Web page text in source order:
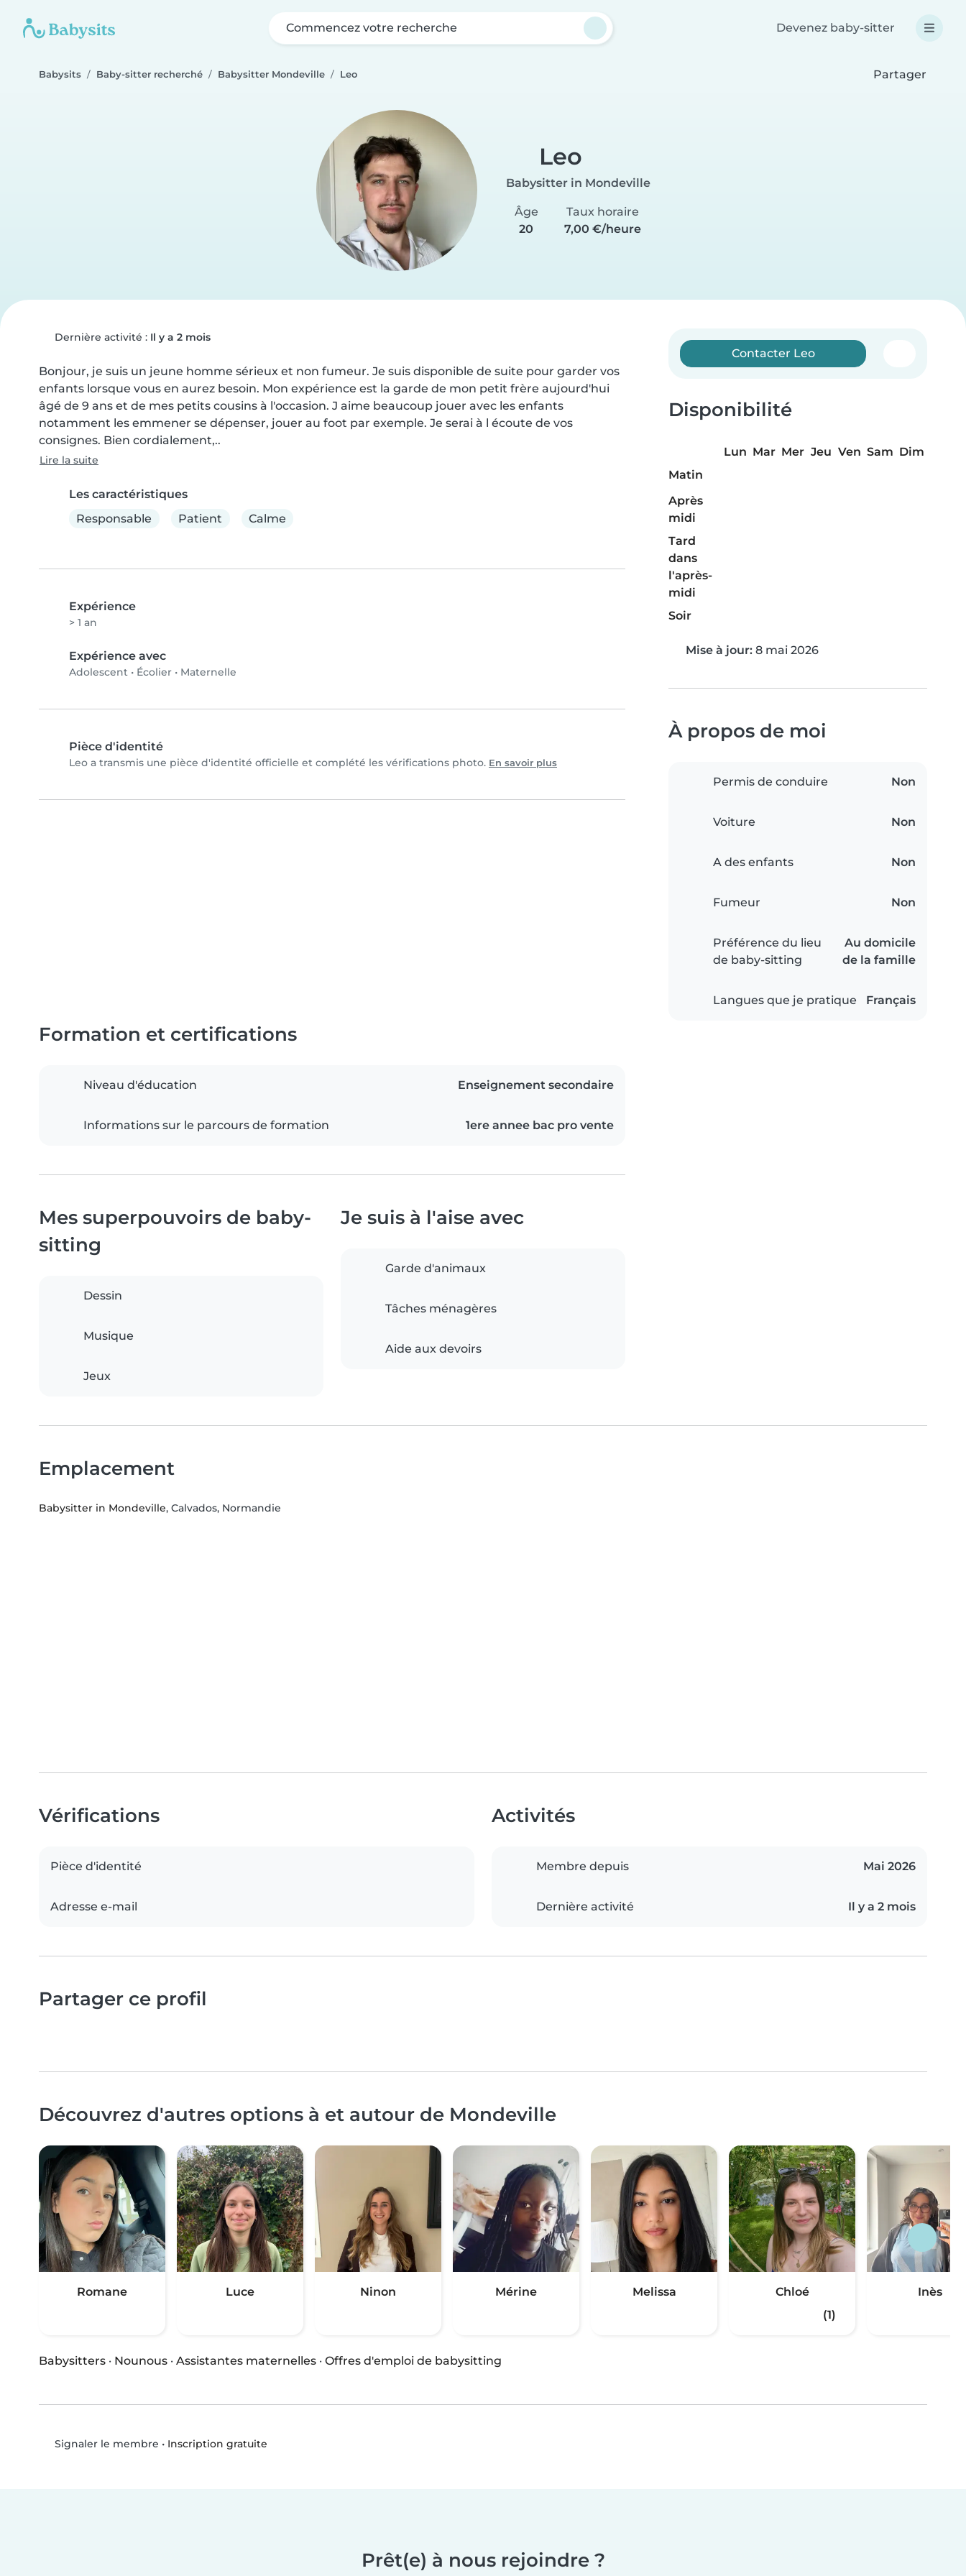
Commencez votre recherche Devenez baby-sitter
Babysits Baby-sitter recherché Babysitter Mondeville Leo Partager
Leo
Babysitter in Mondeville
Âge
20
Taux horaire
7,00 €/heure
Dernière activité : Il y a 2 mois
Bonjour, je suis un jeune homme sérieux et non fumeur. Je suis disponible de suite pour garder vos
enfants lorsque vous en aurez besoin. Mon expérience est la garde de mon petit frère aujourd'hui
âgé de 9 ans et de mes petits cousins à l'occasion. J aime beaucoup jouer avec les enfants
notamment les emmener se dépenser, jouer au foot par exemple. Je serai à l écoute de vos
consignes. Bien cordialement,..
Lire la suite
Les caractéristiques
Responsable
Patient Calme
Expérience
> 1 an
Expérience avec
Adolescent • Écolier • Maternelle
Pièce d'identité
Leo a transmis une pièce d'identité officielle et complété les vérifications photo. En savoir plus
Contacter Leo
Disponibilité
Lun Mar Mer Jeu Ven Sam Dim
Matin
Après
midi
Tard
dans
l'après-
midi
Soir
Mise à jour: 8 mai 2026
À propos de moi
Permis de conduire Non
Voiture Non
A des enfants Non
Fumeur Non
Préférence du lieu
de baby-sitting
Au domicile
de la famille
Langues que je pratique Français
Formation et certifications
Niveau d'éducation Enseignement secondaire
Informations sur le parcours de formation 1ere annee bac pro vente
Mes superpouvoirs de baby-
sitting
Dessin
Musique
Jeux
Je suis à l'aise avec
Garde d'animaux
Tâches ménagères
Aide aux devoirs
Emplacement
Babysitter in Mondeville, Calvados, Normandie
Vérifications
Pièce d'identité
Adresse e-mail
Activités
Membre depuis Mai 2026
Dernière activité Il y a 2 mois
Partager ce profil
Découvrez d'autres options à et autour de Mondeville
Romane Luce Ninon Mérine Melissa
Chloé
(1)
Inès
Babysitters · Nounous · Assistantes maternelles · Offres d'emploi de babysitting
Signaler le membre • Inscription gratuite
Prêt(e) à nous rejoindre ?